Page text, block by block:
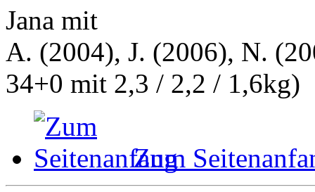
Jana mit
A. (2004), J. (2006), N.
34+0 mit 2,3 / 2,2 / 1,6kg)
Zum